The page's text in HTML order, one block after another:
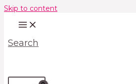
Skip to content
Search